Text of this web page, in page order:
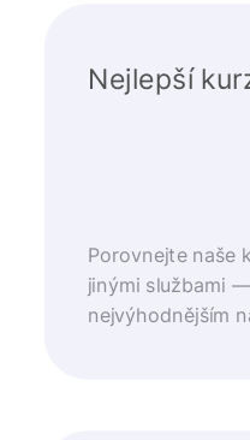
Nejlepší
Porovnejte naše
jinými službami
nejvýhodnějším